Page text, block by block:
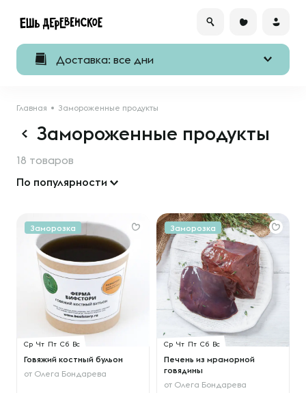
Доставка: все дни
Главная Замороженные продукты
Замороженные продукты
18 товаров
По популярности
Заморозка
Ср Чт Пт Сб Вс
Говяжий костный бульон
от Олега Бондарева
Заморозка
Ср Чт Пт Сб Вс
Печень из мраморной
говядины
от Олега Бондарева